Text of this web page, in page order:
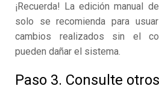
¡Recuerda! La edición manual
solo se recomienda para
cambios realizados sin el
pueden dañar el sistema.
Paso 3. Consulte